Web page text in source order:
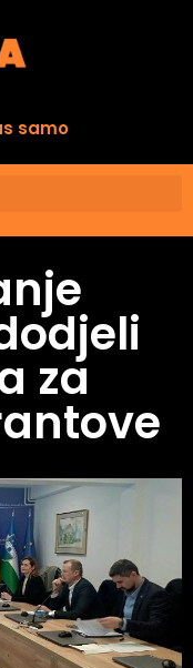
samo
za